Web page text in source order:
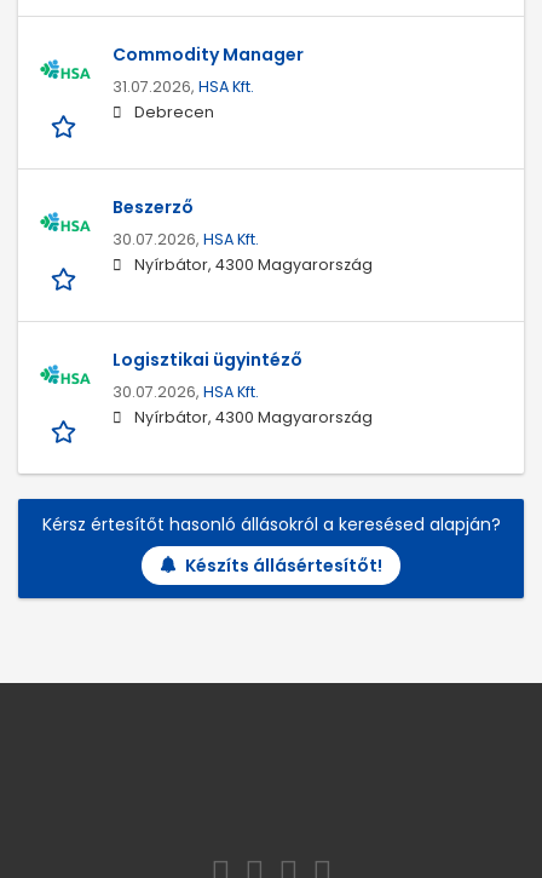
Commodity Manager
31.07.2026, HSA Kft.
Debrecen
Beszerző
30.07.2026, HSA Kft.
Nyírbátor, 4300 Magyarország
Logisztikai ügyintéző
30.07.2026, HSA Kft.
Nyírbátor, 4300 Magyarország
Kérsz értesítőt hasonló állásokról a keresésed alapján?
Készíts állásértesítőt!